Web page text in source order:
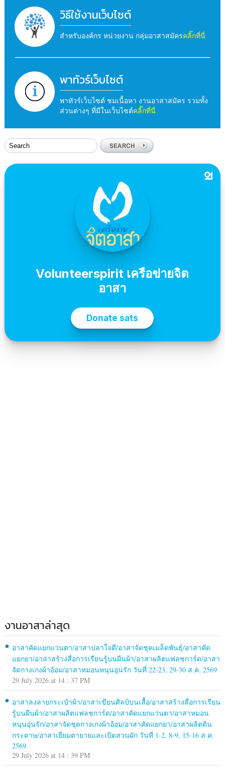
วิธีใช้งานเว็บไซต์
สำหรับองค์กร หน่วยงาน กลุ่มอาสาสมัครคลิ๊กที่นี่
พาทัวร์เว็บไซต์
พาทัวร์เว็บไซต์ ชมเนื้อหา งานอาสาสมัคร รวมทั้ง
ส่วนต่างๆ ที่มีในเว็บไซต์คลิ๊กที่นี่
งานอาสาล่าสุด
อาสาคัดแยกแว่นตา/อาสาปลาใจดี/อาสาจัดชุดเมล็ดพันธุ์/อาสาคัด
แยกยา/อาสาสร้างสื่อการเรียนรู้บนผืนผ้า/อาสาผลิตแฟลชการ์ด/อาสา
จัดกางเกงผ้าอ้อม/อาสาหมอนหนุนอุ่นรัก วันที่ 22-23, 29-30 ส.ค. 2569
29 July 2026 at 14 : 37 PM
อาสาลงลายกระเป๋าผ้า/อาสาเขียนศิลป์บนเสื้อ/อาสาสร้างสื่อการเรียน
รู้บนผืนผ้า/อาสาผลิตแฟลชการ์ด/อาสาคัดแยกแว่นตา/อาสาหมอน
หนุนอุ่นรัก/อาสาจัดชุดกางเกงผ้าอ้อม/อาสาคัดแยกยา/อาสาผลิตดิน
กระดาษ/อาสาเยี่ยมตายายและเปิดสวนผัก วันที่ 1-2, 8-9, 15-16 ส.ค.
2569
29 July 2026 at 14 : 39 PM